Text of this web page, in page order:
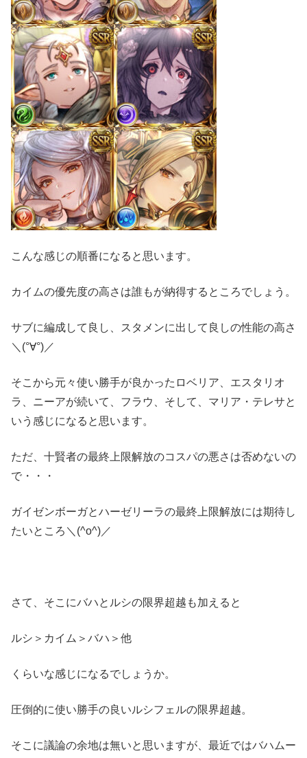
こんな感じの順番になると思います。
カイムの優先度の高さは誰もが納得するところでしょう。
サブに編成して良し、スタメンに出して良しの性能の高さ
＼(°∀°)／
そこから元々使い勝手が良かったロベリア、エスタリオ
ラ、ニーアが続いて、フラウ、そして、マリア・テレサと
いう感じになると思います。
ただ、十賢者の最終上限解放のコスパの悪さは否めないの
で・・・
ガイゼンボーガとハーゼリーラの最終上限解放には期待し
たいところ＼(^o^)／
さて、そこにバハとルシの限界超越も加えると
ルシ＞カイム＞バハ＞他
くらいな感じになるでしょうか。
圧倒的に使い勝手の良いルシフェルの限界超越。
そこに議論の余地は無いと思いますが、最近ではバハムー